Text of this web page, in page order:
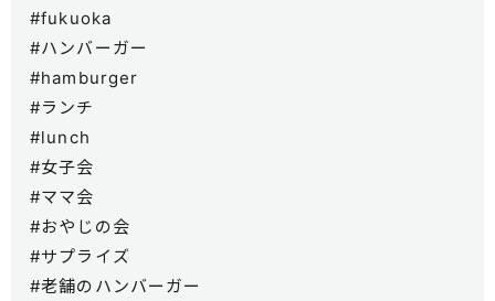
#fukuoka
#ハンバーガー
#hamburger
#ランチ
#lunch
#女子会
#ママ会
#おやじの会
#サプライズ
#老舗のハンバーガー